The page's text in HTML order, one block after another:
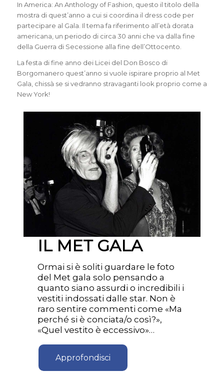
In America: An Anthology of Fashion, questo il titolo della
mostra di quest’anno a cui si coordina il dress code per
partecipare al Gala. Il tema fa riferimento all’età dorata
americana, un periodo di circa 30 anni che va dalla fine
della Guerra di Secessione alla fine dell’Ottocento.
La festa di fine anno dei Licei del Don Bosco di
Borgomanero quest’anno si vuole ispirare proprio al Met
Gala, chissà se si vedranno stravaganti look proprio come a
New York!
IL MET GALA
Ormai si è soliti guardare le foto
del Met gala solo pensando a
quanto siano assurdi o incredibili i
vestiti indossati dalle star. Non è
raro sentire commenti come «Ma
perché si è conciata/o così?»,
«Quel vestito è eccessivo»…
Approfondisci